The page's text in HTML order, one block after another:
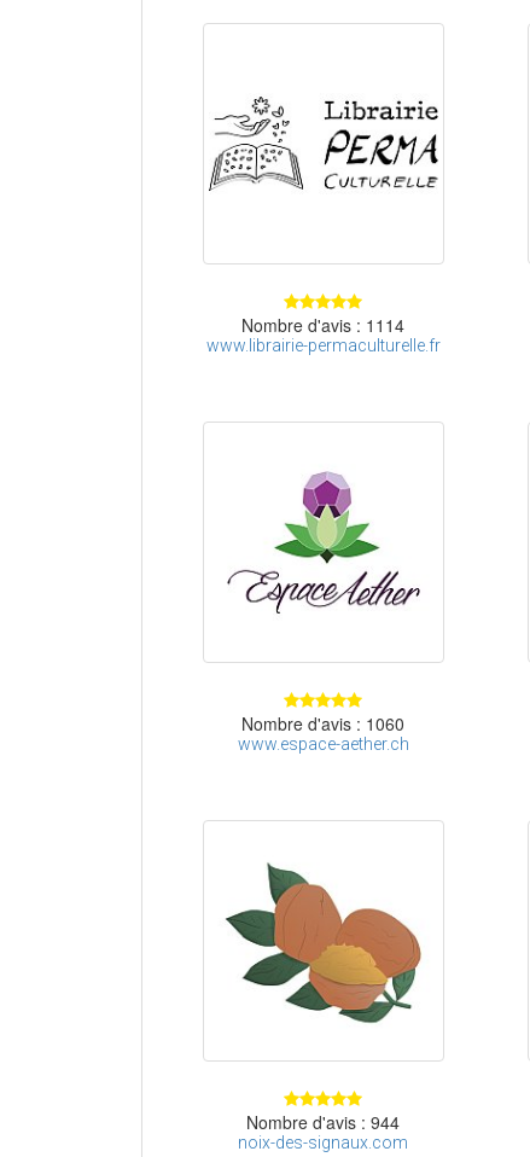
Nombre d'avis : 1114
www.librairie-permaculturelle.fr
Nombre d'avis : 1060
www.espace-aether.ch
Nombre d'avis : 944
noix-des-signaux.com